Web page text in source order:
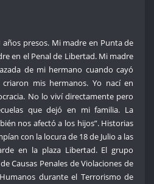
años presos. Mi madre en Punta de
en el Penal de Libertad. Mi madre
de mi hermano cuando cayó
mis hermanos. Yo nací en
No lo viví directamente pero
que dejó en mi familia. La
nos afectó a los hijos”. Historias
con la locura de 18 de Julio a las
en la plaza Libertad. El grupo
Causas Penales de Violaciones de
durante el Terrorismo de